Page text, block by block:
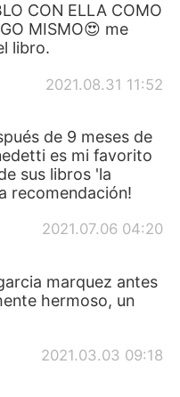
CON ELLA COMO
MISMO😍 me
libro.
2021.08.31 11:52
de 9 meses de
es mi favorito
sus libros 'la
recomendación!
2021.07.06 04:20
marquez antes
hermoso, un
2021.03.03 09:18